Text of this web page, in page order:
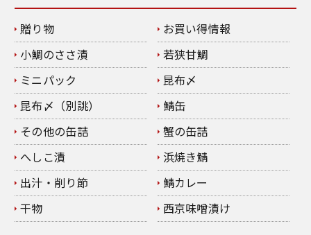
贈り物
お買い得情報
小鯛のささ漬
若狭甘鯛
ミニパック
昆布〆
昆布〆（別誂）
鯖缶
その他の缶詰
蟹の缶詰
へしこ漬
浜焼き鯖
出汁・削り節
鯖カレー
干物
西京味噌漬け